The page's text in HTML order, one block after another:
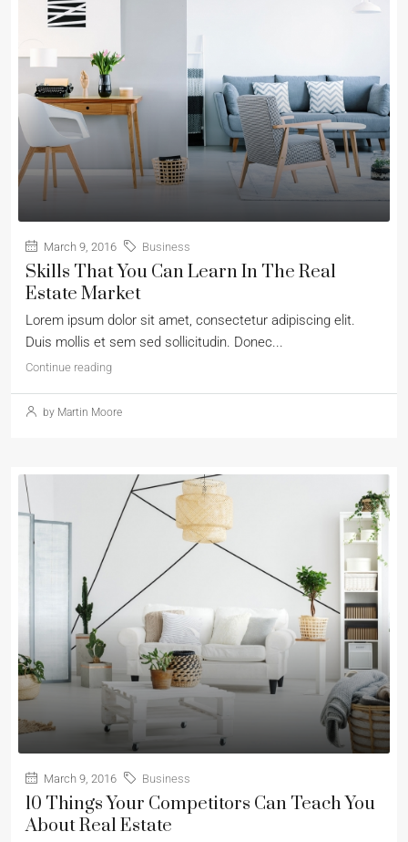
March 9, 2016 Business
Skills That You Can Learn In The Real
Estate Market
Lorem ipsum dolor sit amet, consectetur adipiscing elit.
Duis mollis et sem sed sollicitudin. Donec...
Continue reading
by Martin Moore
March 9, 2016 Business
10 Things Your Competitors Can Teach You
About Real Estate